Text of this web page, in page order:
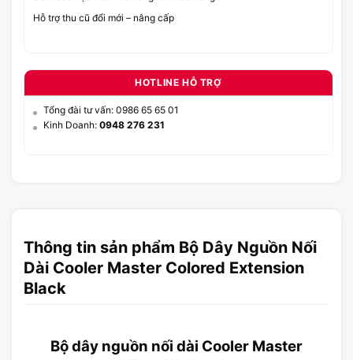
Hỗ trợ thu cũ đổi mới – nâng cấp
HOTLINE HỖ TRỢ
Tổng đài tư vấn: 0986 65 65 01
Kinh Doanh: 0948 276 231
Thông tin sản phẩm Bộ Dây Nguồn Nối
Dài Cooler Master Colored Extension
Black
Bộ dây nguồn nối dài Cooler Master